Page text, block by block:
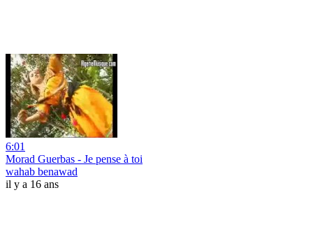
6:01
Morad Guerbas - Je pense à toi
wahab benawad
il y a 16 ans